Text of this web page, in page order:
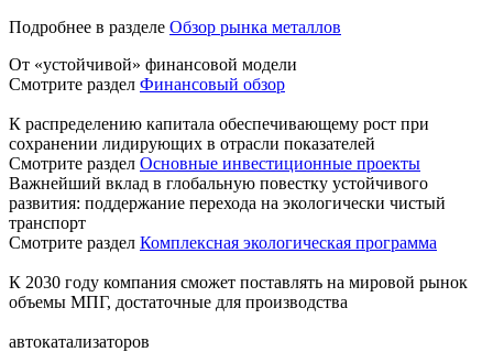
Подробнее в разделе Обзор рынка металлов
От «устойчивой» финансовой модели
Смотрите раздел Финансовый обзор
К распределению капитала обеспечивающему рост при
сохранении лидирующих в отрасли показателей
Смотрите раздел Основные инвестиционные проекты
Важнейший вклад в глобальную повестку устойчивого
развития: поддержание перехода на экологически чистый
транспорт
Смотрите раздел Комплексная экологическая программа
К 2030 году компания сможет поставлять на мировой рынок
объемы МПГ, достаточные для производства
автокатализаторов